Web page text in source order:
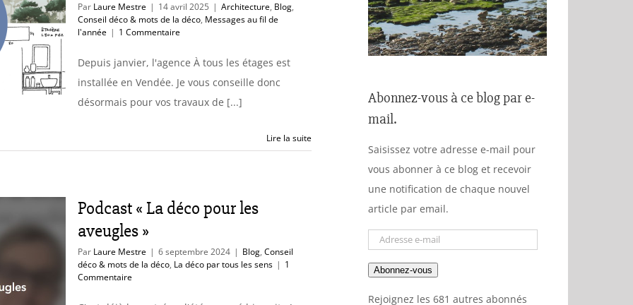
Par Laure Mestre | 14 avril 2025 | Architecture, Blog,
Conseil déco & mots de la déco, Messages au fil de
l'année | 1 Commentaire
Depuis janvier, l'agence À tous les étages est
installée en Vendée. Je vous conseille donc
désormais pour vos travaux de [...]
Lire la suite
Podcast « La déco pour les
aveugles »
Par Laure Mestre | 6 septembre 2024 | Blog, Conseil
déco & mots de la déco, La déco par tous les sens | 1
Commentaire
Abonnez-vous à ce blog par e-
mail.
Saisissez votre adresse e-mail pour
vous abonner à ce blog et recevoir
une notification de chaque nouvel
article par email.
Adresse
mail
Abonnez-vous
Rejoignez les 681 autres abonnés